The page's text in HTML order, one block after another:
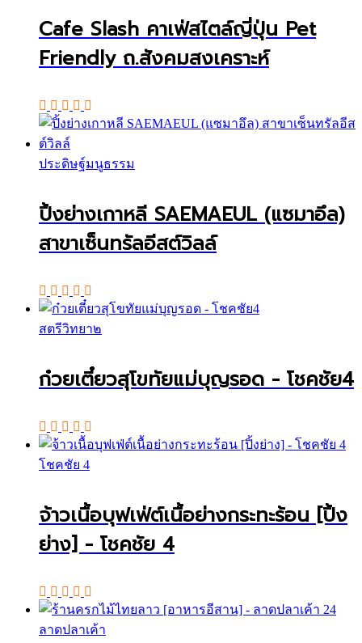
Cafe Slash คาเฟ่สไตล์ญี่ปุ่น Pet
Friendly ถ.สังคมสงเคราะห์
ประดิษฐ์มนูธรรม
ปิ้งย่างเกาหลี SAEMAEUL (แซมาอึล)
สาขาเซ็นทรัลอีสต์วิลล์
สตรีวิทยา๒
ก๋วยเตี๋ยวสุโขทัยแม่บุญรอด - โชคชัย4
โชคชัย 4
จ้าวเนื้อบุฟเฟ่ต์เนื้อย่างกระทะร้อน [ปิ้ง
ย่าง] - โชคชัย 4
ลาดปลาเค้า